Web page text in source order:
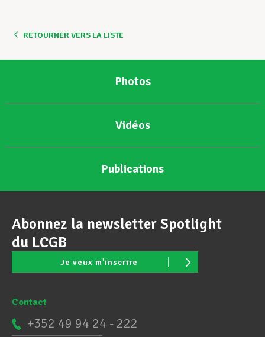
RETOURNER VERS LA LISTE
Photos
Vidéos
Publications
Abonnez la newsletter Spotlight
du LCGB
Je veux m'inscrire
Contact
+352 49 94 24 - 222